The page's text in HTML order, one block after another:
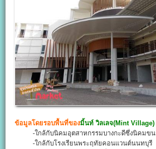
ข้อมูลโดยรอบพื้นที่ของมิ้นท์ วิลเลจ(Mint Village)
-ใกล้กับนิคมอุตสาหกรรมบางกะดีซึ่งนิคมขน
-ใกล้กับโรงเรียนพระฤทัยคอนแวนต์นนทบุรี